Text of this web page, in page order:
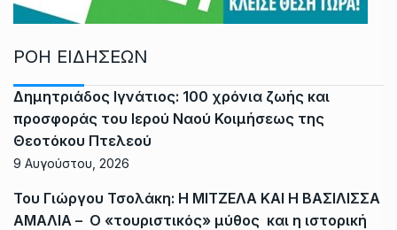
ΡΟΗ ΕΙΔΗΣΕΩΝ
Δημητριάδος Ιγνάτιος: 100 χρόνια ζωής και
προσφοράς του Ιερού Ναού Κοιμήσεως της
Θεοτόκου Πτελεού
9 Αυγούστου, 2026
Του Γιώργου Τσολάκη: Η ΜΙΤΖΕΛΑ ΚΑΙ Η ΒΑΣΙΛΙΣΣΑ
ΑΜΑΛΙΑ – Ο «τουριστικός» μύθος και η ιστορική